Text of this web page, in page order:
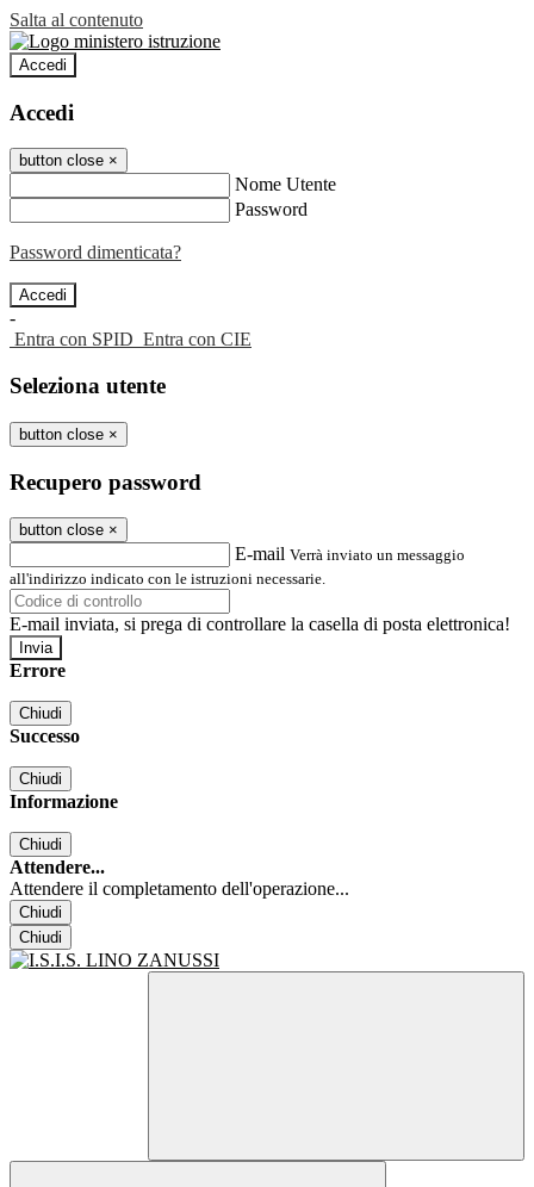
Salta al contenuto
Accedi
Accedi
button close ×
Nome Utente
Password
Password dimenticata?
-
Entra con SPID Entra con CIE
Seleziona utente
button close ×
Recupero password
button close ×
E-mail Verrà inviato un messaggio
all'indirizzo indicato con le istruzioni necessarie.
E-mail inviata, si prega di controllare la casella di posta elettronica!
Errore
Chiudi
Successo
Chiudi
Informazione
Chiudi
Attendere...
Attendere il completamento dell'operazione...
Chiudi
Chiudi